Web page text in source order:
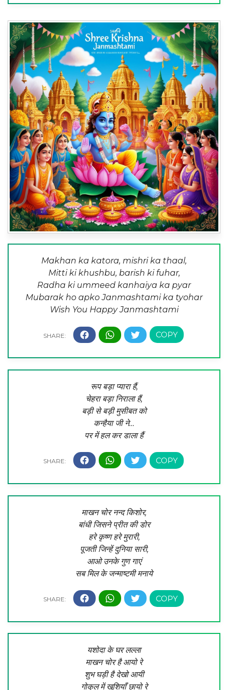
Makhan ka katora, mishri ka thaal,
Mitti ki khushbu, barish ki fuhar,
Radha ki ummeed kanhaiya ka pyar
Mubarak ho apko Janmashtami ka tyohar
Wish You Happy Janmashtami
रूप बड़ा प्यारा हैं,
चेहरा बड़ा निराला हैं,
बड़ी से बड़ी मुसीबत को
कन्हैया जी ने…
पर में हल कर डाला हैं
माखन चोर नन्द किशोर,
बांधी जिसने प्रीत की डोर
हरे कृष्ण हरे मुरारी,
पूजती जिन्हें दुनिया सारी,
आओ उनके गुण गाएं
सब मिल के जन्माष्टमी मनाये
यशोदा के घर लल्ला
माखन चोर है आयो रे
शुभ घड़ी है देखो आयी
गोकुल में खुशियाँ छायो रे